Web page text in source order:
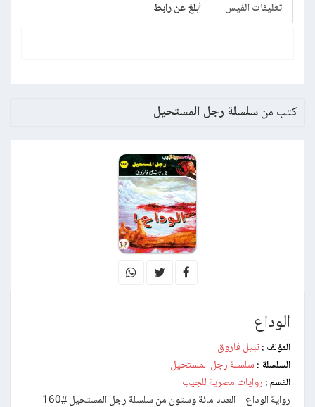
تعليقات الفيس أبلغ عن رابط
كتب من سلسلة رجل المستحيل
الوداع
المؤلف : نبيل فاروق
السلسلة : سلسلة رجل المستحيل
القسم : روايات مصرية للجيب
رواية الوداع – العدد مائة وستون من سلسلة رجل المستحيل #160